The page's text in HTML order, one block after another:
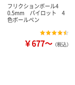
フリクションボール4
0.5mm パイロット 4
色ボールペン
￥677～ （税込）